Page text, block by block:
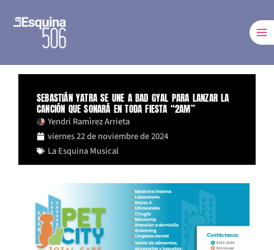
SEBASTIÁN YATRA SE UNE A BAD GYAL PARA LANZAR LA
CANCIÓN QUE SONARÁ EN TODA FIESTA “2AM”
Yendri Ramìrez Arrieta
viernes 22 de noviembre de 2024
La Esquina Musical